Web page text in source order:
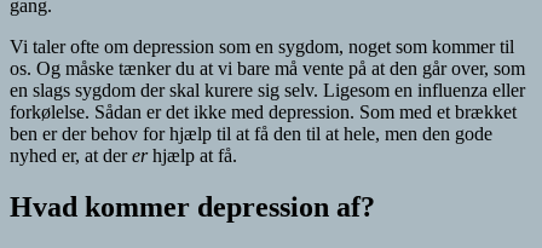
gang.
Vi taler ofte om depression som en sygdom, noget som kommer til
os. Og måske tænker du at vi bare må vente på at den går over, som
en slags sygdom der skal kurere sig selv. Ligesom en influenza eller
forkølelse. Sådan er det ikke med depression. Som med et brækket
ben er der behov for hjælp til at få den til at hele, men den gode
nyhed er, at dererhjælp at få.
Hvad kommer depression af?